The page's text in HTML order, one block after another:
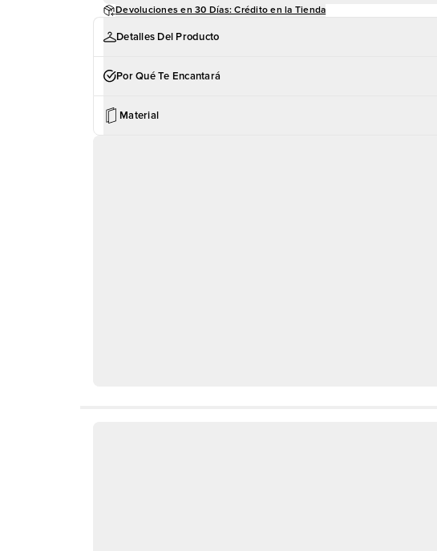
Devoluciones en 30 Días: Crédito en la Tienda
Detalles Del Producto
Por Qué Te Encantará
Material